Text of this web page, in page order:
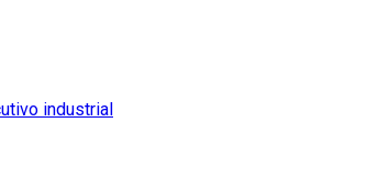
industrial